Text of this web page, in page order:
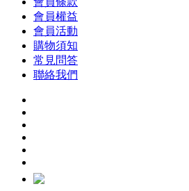
會員權益
會員活動
購物須知
常見問答
聯絡我們